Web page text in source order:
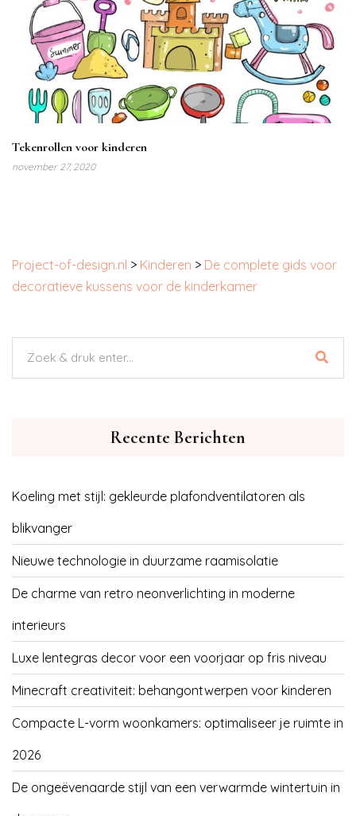
Tekenrollen voor kinderen
november 27, 2020
Project-of-design.nl > Kinderen > De complete gids voor
decoratieve kussens voor de kinderkamer
Recente Berichten
Koeling met stijl: gekleurde plafondventilatoren als
blikvanger
Nieuwe technologie in duurzame raamisolatie
De charme van retro neonverlichting in moderne
interieurs
Luxe lentegras decor voor een voorjaar op fris niveau
Minecraft creativiteit: behangontwerpen voor kinderen
Compacte L-vorm woonkamers: optimaliseer je ruimte in
2026
De ongeëvenaarde stijl van een verwarmde wintertuin in